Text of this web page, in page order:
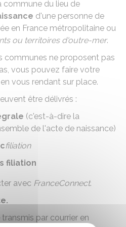
commune du lieu de
d'une personne de
en France métropolitaine ou
ou territoires d'outre-mer.
communes ne proposent pas
vous pouvez faire votre
vous rendant sur place.
être délivrés :
(c'est-à-dire la
de l'acte de naissance)
filiation
filiation
avec FranceConnect.
par courrier en